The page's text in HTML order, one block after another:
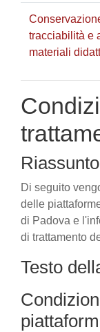
tracciabilità e
materiali
Riassunto
Di seguito
delle
di Padova e
di trattamento
Testo